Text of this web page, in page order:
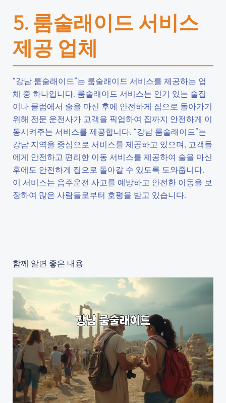
5. 룸술래이드 서비스
제공 업체
“강남 룸술래이드”는 룸술래이드 서비스를 제공하는 업
체 중 하나입니다. 룸술래이드 서비스는 인기 있는 술집
이나 클럽에서 술을 마신 후에 안전하게 집으로 돌아가기
위해 전문 운전사가 고객을 픽업하여 집까지 안전하게 이
동시켜주는 서비스를 제공합니다. “강남 룸술래이드”는
강남 지역을 중심으로 서비스를 제공하고 있으며, 고객들
에게 안전하고 편리한 이동 서비스를 제공하여 술을 마신
후에도 안전하게 집으로 돌아갈 수 있도록 도와줍니다.
이 서비스는 음주운전 사고를 예방하고 안전한 이동을 보
장하여 많은 사람들로부터 호평을 받고 있습니다.
함께 알면 좋은 내용